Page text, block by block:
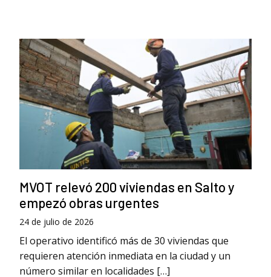
MVOT relevó 200 viviendas en Salto y
empezó obras urgentes
24 de julio de 2026
El operativo identificó más de 30 viviendas que
requieren atención inmediata en la ciudad y un
número similar en localidades […]